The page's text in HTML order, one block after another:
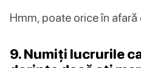
Hmm, poate orice în afară
9. Numiți lucrurile